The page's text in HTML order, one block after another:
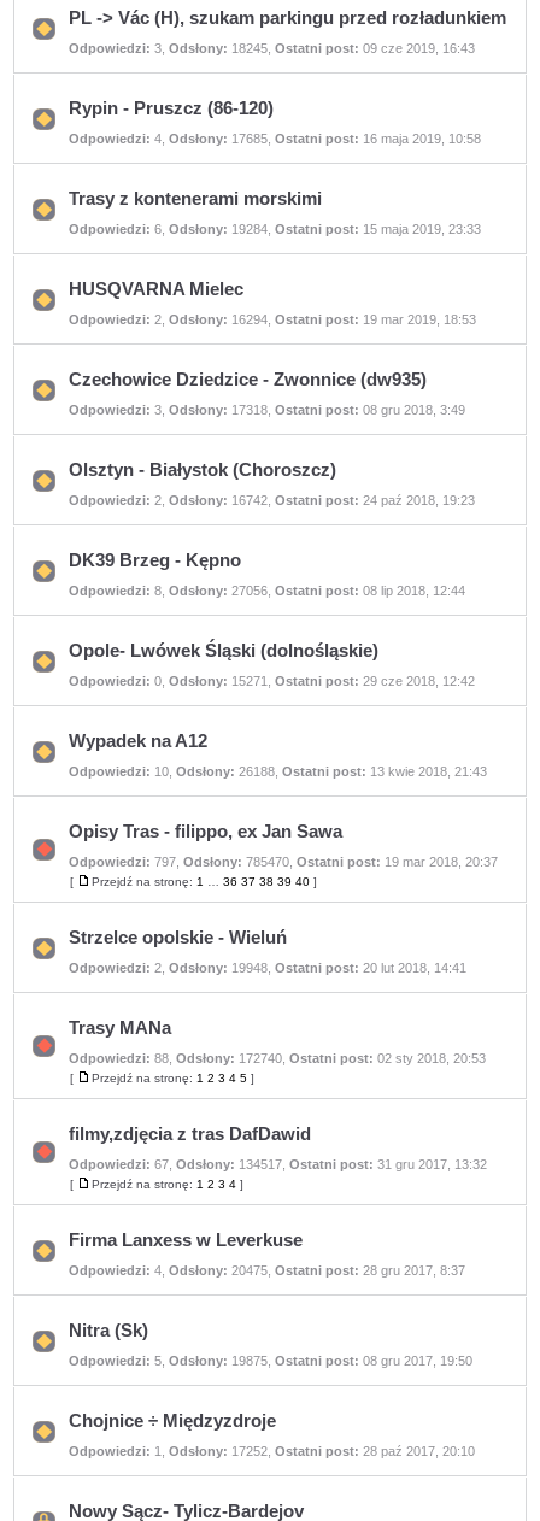
Nie
nieprzeczytanych
PL -> Vác (H), szukam parkingu przed rozładunkiem
Odpowiedzi: 3 ,Odsłony: 18245 ,Ostatni post: 09 cze 2019, 16:43
Nie
nieprzeczytanych
Rypin - Pruszcz (86-120)
Odpowiedzi: 4 ,Odsłony: 17685 ,Ostatni post: 16 maja 2019, 10:58
Nie
nieprzeczytanych
Trasy z kontenerami morskimi
Odpowiedzi: 6 ,Odsłony: 19284 ,Ostatni post: 15 maja 2019, 23:33
Nie
nieprzeczytanych
HUSQVARNA Mielec
Odpowiedzi: 2 ,Odsłony: 16294 ,Ostatni post: 19 mar 2019, 18:53
Nie
nieprzeczytanych
Czechowice Dziedzice - Zwonnice (dw935)
Odpowiedzi: 3 ,Odsłony: 17318 ,Ostatni post: 08 gru 2018, 3:49
Nie
nieprzeczytanych
Olsztyn - Białystok (Choroszcz)
Odpowiedzi: 2 ,Odsłony: 16742 ,Ostatni post: 24 paź 2018, 19:23
Nie
nieprzeczytanych
DK39 Brzeg - Kępno
Odpowiedzi: 8 ,Odsłony: 27056 ,Ostatni post: 08 lip 2018, 12:44
Nie
nieprzeczytanych
Opole- Lwówek Śląski (dolnośląskie)
Odpowiedzi: 0 ,Odsłony: 15271 ,Ostatni post: 29 cze 2018, 12:42
Nie
nieprzeczytanych
Wypadek na A12
Odpowiedzi: 10 ,Odsłony: 26188 ,Ostatni post: 13 kwie 2018, 21:43
Nie
ma
postów
Opisy Tras - filippo, ex Jan Sawa
Odpowiedzi: 797 ,Odsłony: 785470 ,Ostatni post: 19 mar 2018, 20:37
[
Przejdź
na
Przejdź na stronę: 1 …36 37 38 39 40 ]
Nie
nieprzeczytanych
Strzelce opolskie - Wieluń
Odpowiedzi: 2 ,Odsłony: 19948 ,Ostatni post: 20 lut 2018, 14:41
Nie
ma
postów
Trasy MANa
Odpowiedzi: 88 ,Odsłony: 172740 ,Ostatni post: 02 sty 2018, 20:53
[
Przejdź
na
Przejdź na stronę: 1 2 3 4 5 ]
Nie
ma
postów
filmy,zdjęcia z tras DafDawid
Odpowiedzi: 67 ,Odsłony: 134517 ,Ostatni post: 31 gru 2017, 13:32
[
Przejdź
na
Przejdź na stronę: 1 2 3 4 ]
Nie
nieprzeczytanych
Firma Lanxess w Leverkuse
Odpowiedzi: 4 ,Odsłony: 20475 ,Ostatni post: 28 gru 2017, 8:37
Nie
nieprzeczytanych
Nitra (Sk)
Odpowiedzi: 5 ,Odsłony: 19875 ,Ostatni post: 08 gru 2017, 19:50
Nie
nieprzeczytanych
Chojnice ÷ Międzyzdroje
Odpowiedzi: 1 ,Odsłony: 17252 ,Ostatni post: 28 paź 2017, 20:10
Nowy Sącz- Tylicz-Bardejov